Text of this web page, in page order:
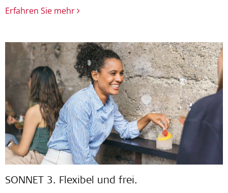
Erfahren Sie mehr
SONNET 3. Flexibel und frei.